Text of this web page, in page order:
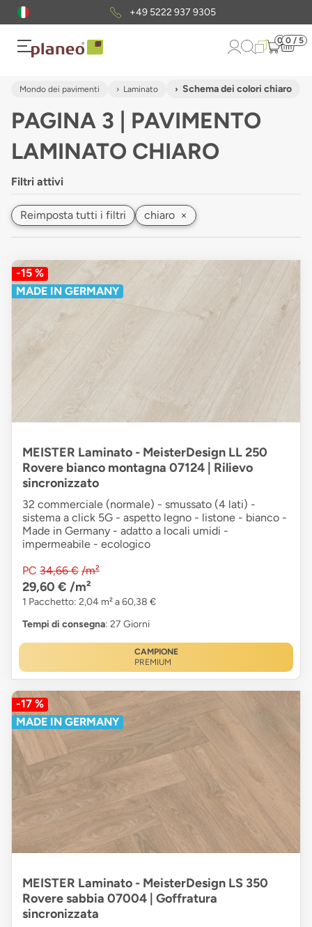
+49 5222 937 9305
0 0 / 5
Mondo dei pavimenti Laminato Schema dei colori chiaro
PAGINA 3 | PAVIMENTO
LAMINATO CHIARO
Filtri attivi
Reimposta tutti i filtri chiaro ×
-15 %
MADE IN GERMANY
MEISTER Laminato - MeisterDesign LL 250
Rovere bianco montagna 07124 | Rilievo
sincronizzato
32 commerciale (normale) - smussato (4 lati) -
sistema a click 5G - aspetto legno - listone - bianco -
Made in Germany - adatto a locali umidi -
impermeabile - ecologico
PC 34,66 € /m²
29,60 € /m²
1 Pacchetto: 2,04 m² a 60,38 €
Tempi di consegna: 27 Giorni
CAMPIONE
PREMIUM
-17 %
MADE IN GERMANY
MEISTER Laminato - MeisterDesign LS 350
Rovere sabbia 07004 | Goffratura
sincronizzata